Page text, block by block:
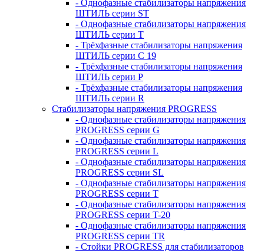
- Однофазные стабилизаторы напряжения
ШТИЛЬ серии ST
- Однофазные стабилизаторы напряжения
ШТИЛЬ серии T
- Трёхфазные стабилизаторы напряжения
ШТИЛЬ серии C 19
- Трёхфазные стабилизаторы напряжения
ШТИЛЬ серии P
- Трёхфазные стабилизаторы напряжения
ШТИЛЬ серии R
Стабилизаторы напряжения PROGRESS
- Однофазные стабилизаторы напряжения
PROGRESS серии G
- Однофазные стабилизаторы напряжения
PROGRESS серии L
- Однофазные стабилизаторы напряжения
PROGRESS серии SL
- Однофазные стабилизаторы напряжения
PROGRESS серии T
- Однофазные стабилизаторы напряжения
PROGRESS серии T-20
- Однофазные стабилизаторы напряжения
PROGRESS серии TR
- Стойки PROGRESS для стабилизаторов